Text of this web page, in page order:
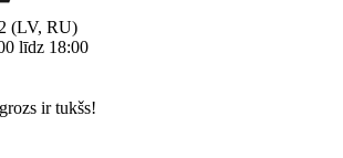
(LV, RU)
līdz 18:00
ir tukšs!